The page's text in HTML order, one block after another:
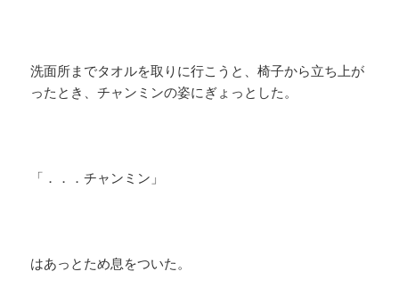
洗面所までタオルを取りに行こうと、椅子から立ち上が
ったとき、チャンミンの姿にぎょっとした。
「．．．チャンミン」
はあっとため息をついた。